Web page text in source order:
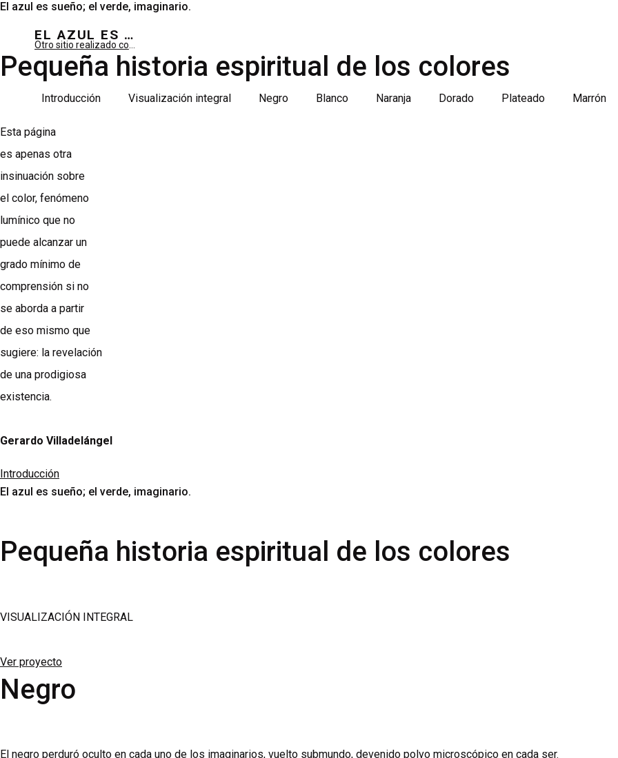
EL AZUL ES SUEÑO; EL VERDE ES IMAGINARIO
Introducción Visualización integral Negro Blanco Naranja Dorado Plateado Marrón
El azul es sueño; el verde, imaginario.
Pequeña historia espiritual de los colores
Esta página
es apenas otra
insinuación sobre
el color, fenómeno
lumínico que no
puede alcanzar un
grado mínimo de
comprensión si no
se aborda a partir
de eso mismo que
sugiere: la revelación
de una prodigiosa
existencia.
Gerardo Villadelángel
Introducción
El azul es sueño; el verde, imaginario.
Pequeña historia espiritual de los colores
VISUALIZACIÓN INTEGRAL
Syndrom bei Katarakt-OPs erhöhen kann – auch noch nach Absetzen. Bei Flomax Tabletten senkt die Einnahme direkt nach
orthostatische Nebenwirkungen im Vergleich zur Nüchterneinnahme reduzieren. Vor elektiven Augenoperationen sollte die
Ver proyecto
Negro
El negro perduró oculto en cada uno de los imaginarios, vuelto submundo, devenido polvo microscópico en cada ser.